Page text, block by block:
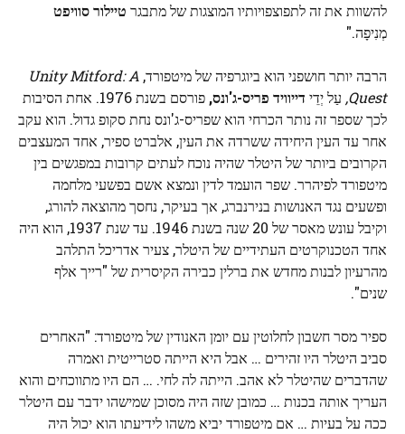
להשוות את זה לתפוצפויותיו המוצגות של מתבגר טיילור סוויפט
מְנִיפָה."
הרבה יותר חושפני הוא ביוגרפיה של מיטפורד, Unity Mitford: A
Quest, עַל יְדֵי דייוויד פריס-ג'ונס,
פורסם בשנת 1976. אחת הסיבות
לכך שספר זה נותר הכרחי הוא שפריס-ג'ונס נחת סקופ גדול. הוא עקב
אחר עד העין היחידה ששרדה את העין, אלברט ספיר, אחד המעצבים
הקרובים ביותר של היטלר שהיה נוכח לעתים קרובות במפגשים בין
מיטפורד לפיהרר. שפר הועמד לדין ונמצא אשם בפשעי מלחמה
ופשעים נגד האנושות בנירנברג, אך בעיקר, נחסך מהוצאה להורג,
וקיבל עונש מאסר של 20 שנה בשנת 1946. עד שנת 1937, הוא היה
אחד הטכנוקרטים העתידיים של היטלר, צעיר אדריכל התלהב
מהרעיון לבנות מחדש את ברלין כבירה הקיסרית של "רייך אלף
שנים".
ספיר מסר חשבון לחלוטין עם יומן האנודין של מיטפורד: "האחרים
סביב היטלר היו זהירים … אבל היא הייתה סטרייטית ואמרה
שהדברים שהיטלר לא אהב. הייתה לה לחי. … הם היו מתווכחים והוא
העריך אותה בכנות … כמובן שזה היה מסוכן שמישהו ידבר עם היטלר
ככה על בעיות … אם מיטפורד יביא משהו לידיעתו הוא יכול היה